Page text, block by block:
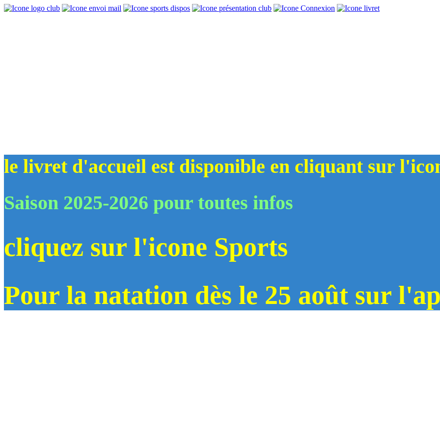
le livret d'accueil est disponible en cliquant sur
Saison 2025-2026 pour toutes infos
cliquez sur l'icone Sports
Pour la natation dès le 25 août sur